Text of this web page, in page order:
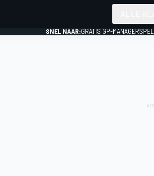
SNEL NAAR:GRATIS GP-MANAGERSPEL